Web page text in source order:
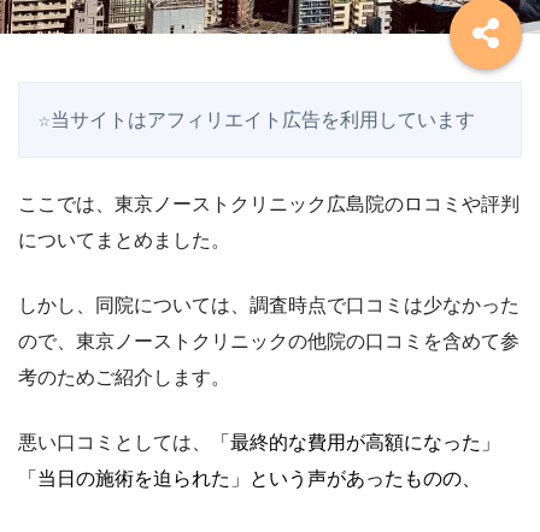
☆当サイトはアフィリエイト広告を利用しています
ここでは、東京ノーストクリニック広島院のロコミや評判
についてまとめました。
しかし、同院については、調査時点で口コミは少なかった
ので、東京ノーストクリニックの他院の口コミを含めて参
考のためご紹介します。
悪い口コミとしては、
「最終的な費用が高額になった」
「当日の施術を迫られた」という声があったものの、